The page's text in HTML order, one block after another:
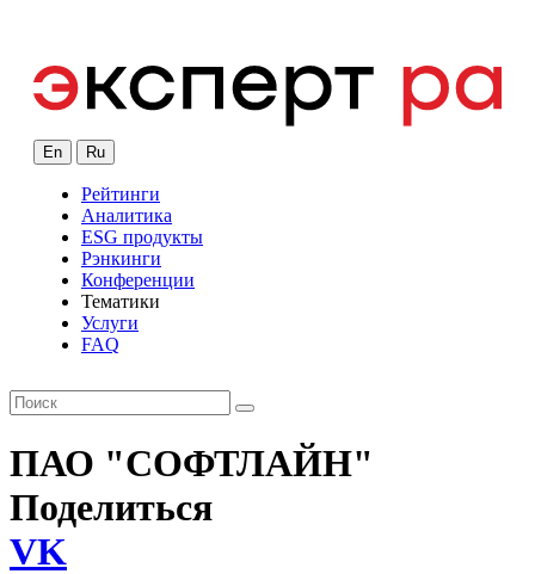
En Ru
Рейтинги
Аналитика
ESG продукты
Рэнкинги
Конференции
Тематики
Услуги
FAQ
ПАО "СОФТЛАЙН"
Поделиться
VK